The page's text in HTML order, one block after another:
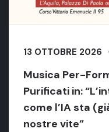
13 OTTOBRE 2026
Musica Per-
Purificati in:
come l’IA sta
nostre vite”